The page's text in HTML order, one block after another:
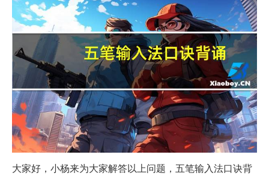
大家好，小杨来为大家解答以上问题，五笔输入法口诀背